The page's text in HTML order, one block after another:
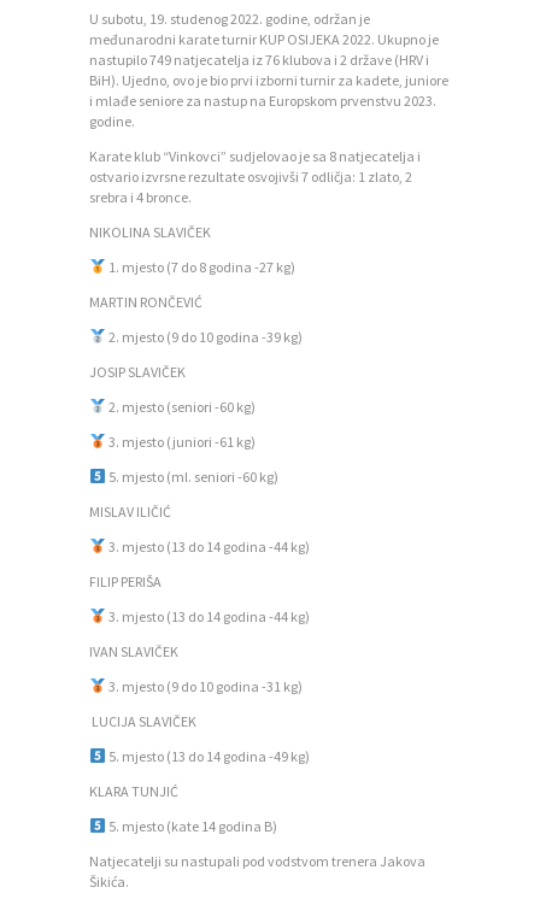
U subotu, 19. studenog 2022. godine, održan je
međunarodni karate turnir KUP OSIJEKA 2022. Ukupno je
nastupilo 749 natjecatelja iz 76 klubova i 2 države (HRV i
BiH). Ujedno, ovo je bio prvi izborni turnir za kadete, juniore
i mlađe seniore za nastup na Europskom prvenstvu 2023.
godine.
Karate klub “Vinkovci” sudjelovao je sa 8 natjecatelja i
ostvario izvrsne rezultate osvojivši 7 odličja: 1 zlato, 2
srebra i 4 bronce.
NIKOLINA SLAVIČEK
1. mjesto (7 do 8 godina -27 kg)
MARTIN RONČEVIĆ
2. mjesto (9 do 10 godina -39 kg)
JOSIP SLAVIČEK
2. mjesto (seniori -60 kg)
3. mjesto (juniori -61 kg)
5. mjesto (ml. seniori -60 kg)
MISLAV ILIČIĆ
3. mjesto (13 do 14 godina -44 kg)
FILIP PERIŠA
3. mjesto (13 do 14 godina -44 kg)
IVAN SLAVIČEK
3. mjesto (9 do 10 godina -31 kg)
LUCIJA SLAVIČEK
5. mjesto (13 do 14 godina -49 kg)
KLARA TUNJIĆ
5. mjesto (kate 14 godina B)
Natjecatelji su nastupali pod vodstvom trenera Jakova
Šikića.